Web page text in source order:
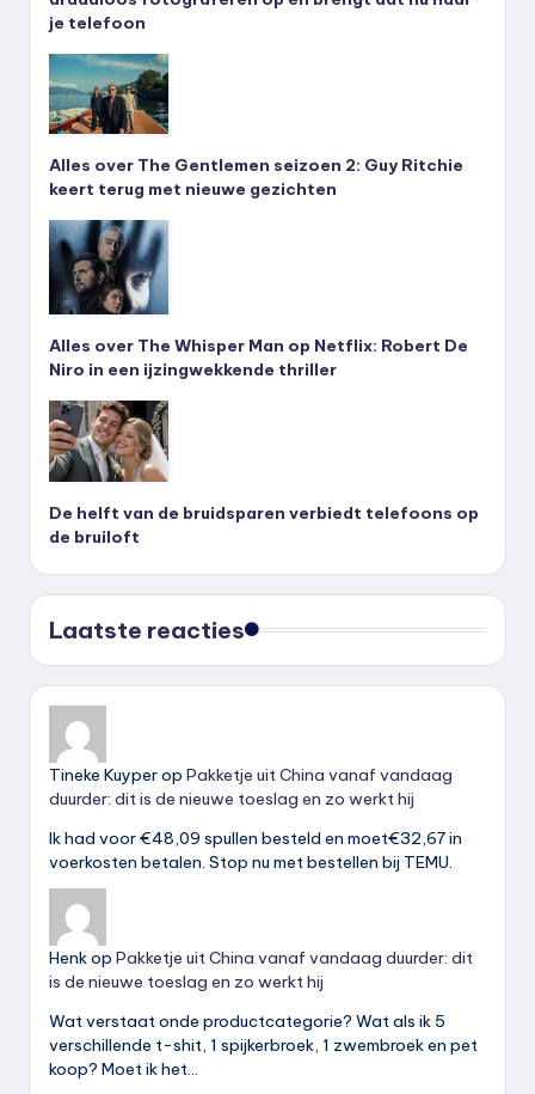
je telefoon
Alles over The Gentlemen seizoen 2: Guy Ritchie
keert terug met nieuwe gezichten
Alles over The Whisper Man op Netflix: Robert De
Niro in een ijzingwekkende thriller
De helft van de bruidsparen verbiedt telefoons op
de bruiloft
Laatste reacties
Tineke Kuyperop Pakketje uit China vanaf vandaag
duurder: dit is de nieuwe toeslag en zo werkt hij
Ik had voor €48,09 spullen besteld en moet€32,67 in
voerkosten betalen. Stop nu met bestellen bij TEMU.
Henkop Pakketje uit China vanaf vandaag duurder: dit
is de nieuwe toeslag en zo werkt hij
Wat verstaat onde productcategorie? Wat als ik 5
verschillende t-shit, 1 spijkerbroek, 1 zwembroek en pet
koop? Moet ik het…